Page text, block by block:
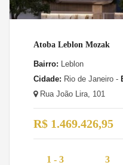
Atoba Leblon Mozak
Bairro: Leblon
Cidade: Rio de Janeiro -
Rua João Lira, 101
R$ 1.469.426,95
1 - 3 3